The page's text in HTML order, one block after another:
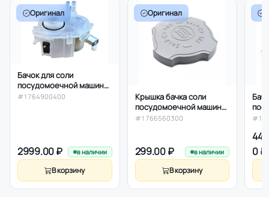
Оригинал
Бачок для соли
посудомоечной машины
Beko в сборе с клапаном,
#1764900400
2999.00 ₽ в наличии
В корзину
Оригинал
Крышка бачка соли
посудомоечной машины
Beko 1766560300,
#1766560300
299.00 ₽ в наличии
В корзину
0 ₽